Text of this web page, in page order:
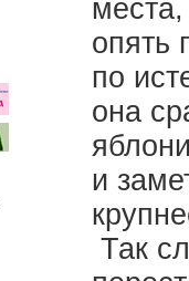
опять
по
она
и
Так